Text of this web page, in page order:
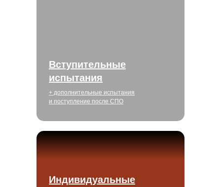
Индивидуальные
+ дополнительные испытания
и поступление после СПО
Вступительные
испытания